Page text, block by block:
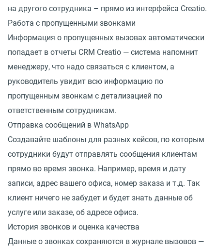
на другого сотрудника – прямо из интерфейса Creatio.
Работа с пропущенными звонками
Информация о пропущенных вызовах автоматически
попадает в отчеты CRM Creatio — система напомнит
менеджеру, что надо связаться с клиентом, а
руководитель увидит всю информацию по
пропущенным звонкам с детализацией по
ответственным сотрудникам.
Отправка сообщений в WhatsApp
Создавайте шаблоны для разных кейсов, по которым
сотрудники будут отправлять сообщения клиентам
прямо во время звонка. Например, время и дату
записи, адрес вашего офиса, номер заказа и т.д. Так
клиент ничего не забудет и будет знать данные об
услуге или заказе, об адресе офиса.
История звонков и оценка качества
Данные о звонках сохраняются в журнале вызовов —